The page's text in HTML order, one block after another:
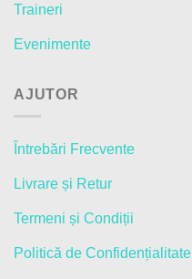
Traineri
Evenimente
AJUTOR
Întrebări Frecvente
Livrare și Retur
Termeni și Condiții
Politică de Confidențialitate